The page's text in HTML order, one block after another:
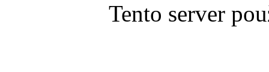
Tento server